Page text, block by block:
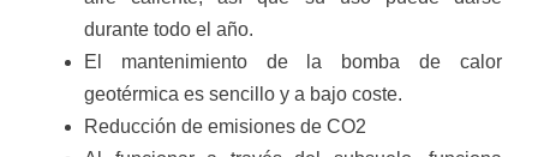
durante todo el año.
El mantenimiento de la bomba de calor
geotérmica es sencillo y a bajo coste.
Reducción de emisiones de CO2